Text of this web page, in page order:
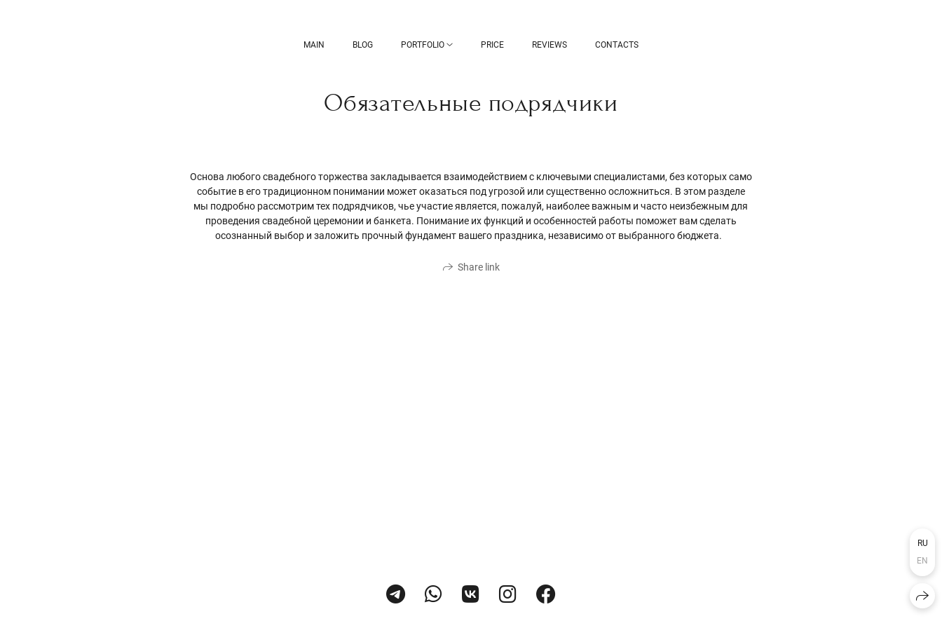
MAIN BLOG PORTFOLIO PRICE REVIEWS CONTACTS
Обязательные подрядчики
Основа любого свадебного торжества закладывается взаимодействием с ключевыми специалистами, без которых само
событие в его традиционном понимании может оказаться под угрозой или существенно осложниться. В этом разделе
мы подробно рассмотрим тех подрядчиков, чье участие является, пожалуй, наиболее важным и часто неизбежным для
проведения свадебной церемонии и банкета. Понимание их функций и особенностей работы поможет вам сделать
осознанный выбор и заложить прочный фундамент вашего праздника, независимо от выбранного бюджета.
Share link
RU
EN